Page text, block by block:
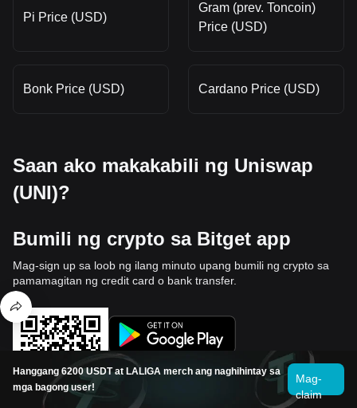
Pi Price (USD)
Gram (prev. Toncoin)
Price (USD)
Bonk Price (USD) Cardano Price (USD)
Saan ako makakabili ng Uniswap
(UNI)?
Bumili ng crypto sa Bitget app
Mag-sign up sa loob ng ilang minuto upang bumili ng crypto sa
pamamagitan ng credit card o bank transfer.
Hanggang 6200 USDT at LALIGA merch ang naghihintay sa
mga bagong user!
Mag-
claim